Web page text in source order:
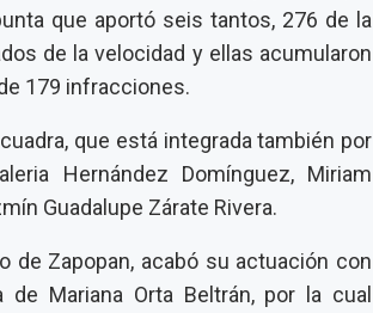
que aportó seis tantos, 276 de la
de la velocidad y ellas acumularon
179 infracciones.
que está integrada también por
Hernández Domínguez, Miriam
Guadalupe Zárate Rivera.
de Zapopan, acabó su actuación con
Mariana Orta Beltrán, por la cual